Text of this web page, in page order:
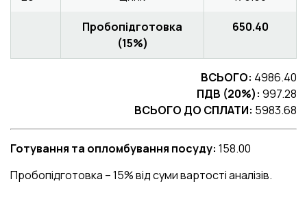
Пробопідготовка
(15%)
650.40
ВСЬОГО: 4986.40
ПДВ (20%): 997.28
ВСЬОГО ДО СПЛАТИ: 5983.68
Готування та опломбування посуду: 158.00
Пробопідготовка – 15% від суми вартості аналізів.